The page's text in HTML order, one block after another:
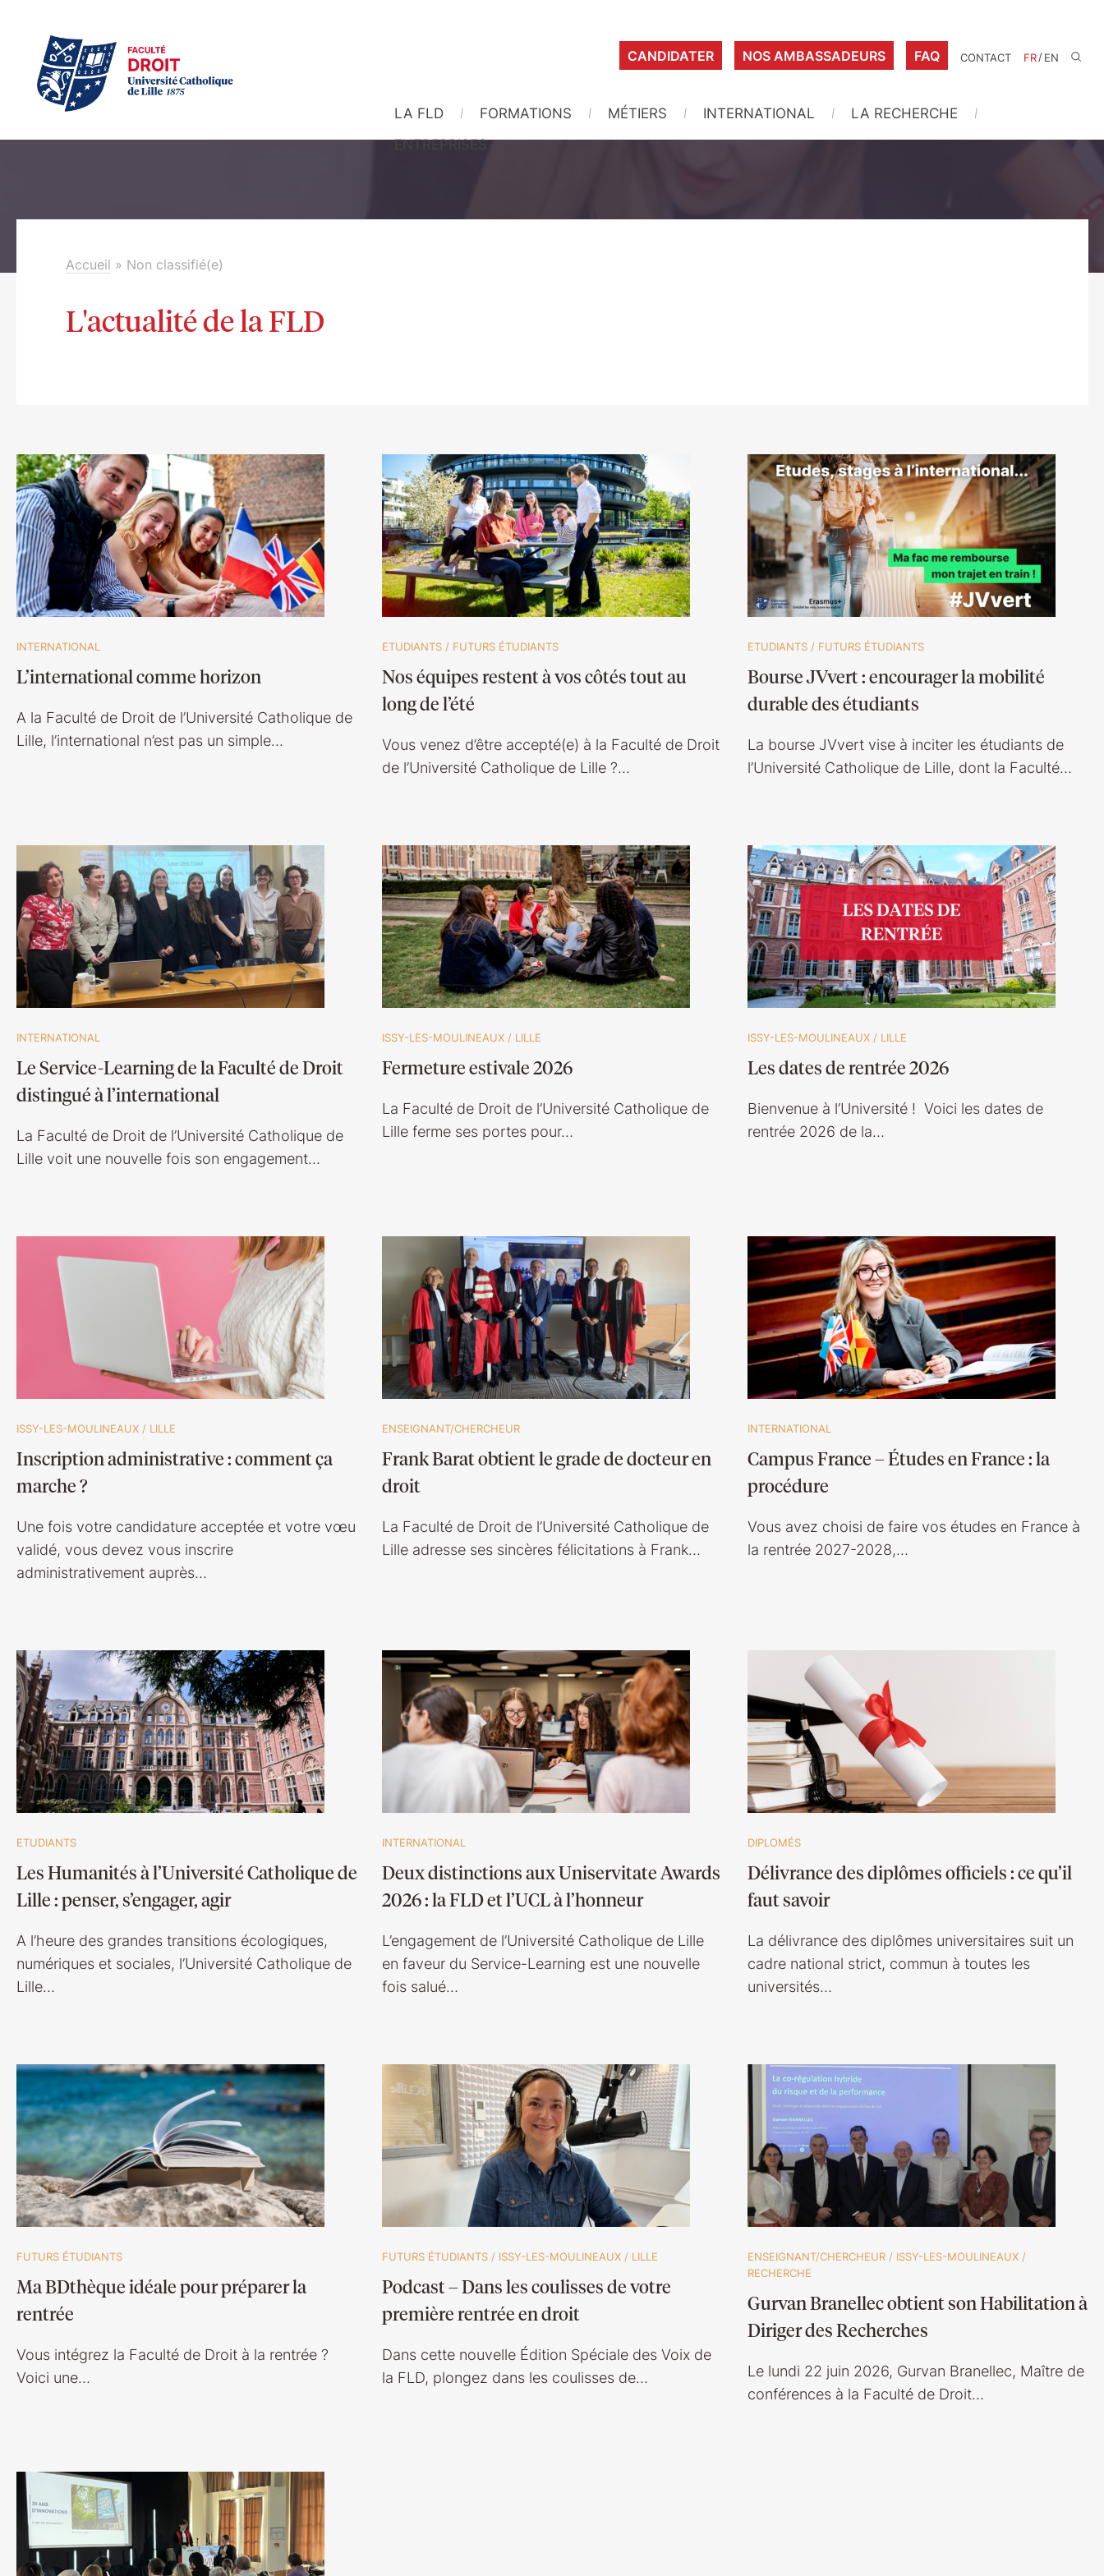
CANDIDATER NOS AMBASSADEURS FAQ CONTACT FR/EN
LA FLD FORMATIONS MÉTIERS INTERNATIONAL
LA RECHERCHE
ENTREPRISES
Accueil » Non classifié(e)
L'actualité de la FLD
INTERNATIONAL
L’international comme horizon
A la Faculté de Droit de l’Université Catholique de
Lille, l’international n’est pas un simple…
ETUDIANTS/ FUTURS ÉTUDIANTS
Nos équipes restent à vos côtés tout au
long de l’été
Vous venez d’être accepté(e) à la Faculté de Droit
de l’Université Catholique de Lille ?…
ETUDIANTS/ FUTURS ÉTUDIANTS
Bourse JVvert : encourager la mobilité
durable des étudiants
La bourse JVvert vise à inciter les étudiants de
l’Université Catholique de Lille, dont la Faculté…
INTERNATIONAL
Le Service-Learning de la Faculté de Droit
distingué à l’international
La Faculté de Droit de l’Université Catholique de
Lille voit une nouvelle fois son engagement…
ISSY-LES-MOULINEAUX/ LILLE
Fermeture estivale 2026
La Faculté de Droit de l’Université Catholique de
Lille ferme ses portes pour…
ISSY-LES-MOULINEAUX/ LILLE
Les dates de rentrée 2026
Bienvenue à l’Université ! Voici les dates de
rentrée 2026 de la…
ISSY-LES-MOULINEAUX/ LILLE
Inscription administrative : comment ça
marche ?
Une fois votre candidature acceptée et votre vœu
validé, vous devez vous inscrire
administrativement auprès…
ENSEIGNANT/CHERCHEUR
Frank Barat obtient le grade de docteur en
droit
La Faculté de Droit de l’Université Catholique de
Lille adresse ses sincères félicitations à Frank…
INTERNATIONAL
Campus France – Études en France : la
procédure
Vous avez choisi de faire vos études en France à
la rentrée 2027-2028,…
ETUDIANTS
Les Humanités à l’Université Catholique de
Lille : penser, s’engager, agir
A l’heure des grandes transitions écologiques,
numériques et sociales, l’Université Catholique de
Lille…
INTERNATIONAL
Deux distinctions aux Uniservitate Awards
2026 : la FLD et l’UCL à l’honneur
L’engagement de l’Université Catholique de Lille
en faveur du Service-Learning est une nouvelle
fois salué…
DIPLOMÉS
Délivrance des diplômes officiels : ce qu’il
faut savoir
La délivrance des diplômes universitaires suit un
cadre national strict, commun à toutes les
universités…
FUTURS ÉTUDIANTS
Ma BDthèque idéale pour préparer la
rentrée
Vous intégrez la Faculté de Droit à la rentrée ?
Voici une…
FUTURS ÉTUDIANTS/ ISSY-LES-MOULINEAUX/ LILLE
Podcast – Dans les coulisses de votre
première rentrée en droit
Dans cette nouvelle Édition Spéciale des Voix de
la FLD, plongez dans les coulisses de…
ENSEIGNANT/CHERCHEUR/ ISSY-LES-MOULINEAUX/
RECHERCHE
Gurvan Branellec obtient son Habilitation à
Diriger des Recherches
Le lundi 22 juin 2026, Gurvan Branellec, Maître de
conférences à la Faculté de Droit…